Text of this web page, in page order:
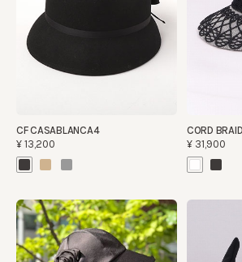
CF CASABLANCA4
¥13,200
CORD
¥31,900